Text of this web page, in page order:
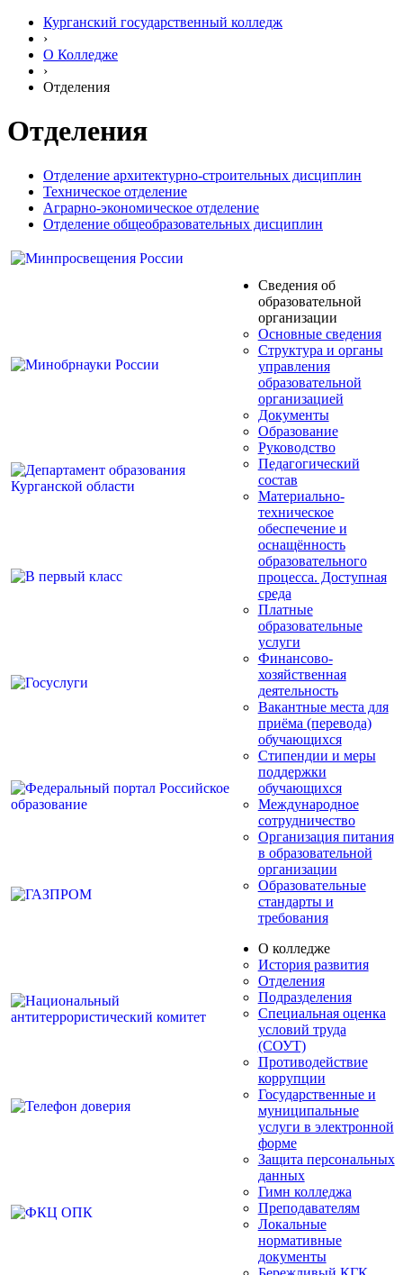
Курганский государственный колледж
›
О Колледже
›
Отделения
Отделения
Отделение архитектурно-строительных дисциплин
Техническое отделение
Аграрно-экономическое отделение
Отделение общеобразовательных дисциплин
Сведения об
образовательной
организации
Основные сведения
Структура и органы
управления
образовательной
организацией
Документы
Образование
Руководство
Педагогический
состав
Материально-
техническое
обеспечение и
оснащённость
образовательного
процесса. Доступная
среда
Платные
образовательные
услуги
Финансово-
хозяйственная
деятельность
Вакантные места для
приёма (перевода)
обучающихся
Стипендии и меры
поддержки
обучающихся
Международное
сотрудничество
Организация питания
в образовательной
организации
Образовательные
стандарты и
требования
О колледже
История развития
Отделения
Подразделения
Специальная оценка
условий труда
(СОУТ)
Противодействие
коррупции
Государственные и
муниципальные
услуги в электронной
форме
Защита персональных
данных
Гимн колледжа
Преподавателям
Локальные
нормативные
документы